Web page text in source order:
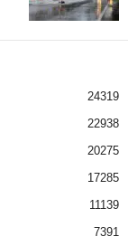
24319
22938
20275
17285
11139
7391